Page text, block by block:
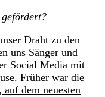
Draht zu den
uns Sänger und
Social Media mit
Früher war die
dem neuesten